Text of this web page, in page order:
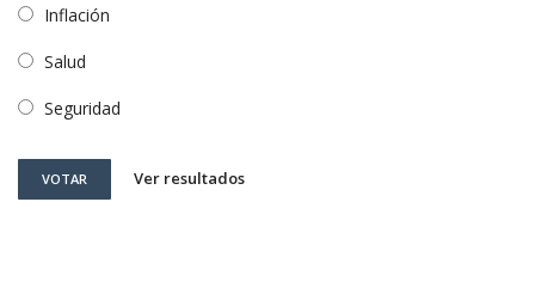
Inflación
Salud
Seguridad
VOTAR Ver resultados